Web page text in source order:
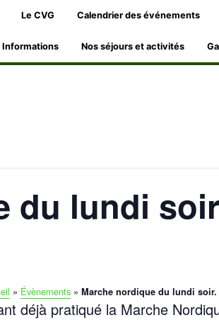
Le CVG Calendrier des événements
Informations Nos séjours et activités
du lundi
» Évènements » Marche nordique du lundi soir.
déjà pratiqué la Marche